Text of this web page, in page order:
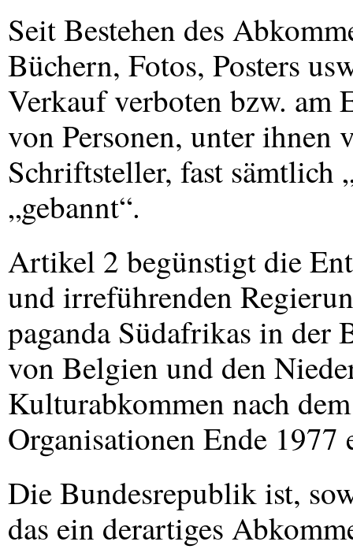
Seit Bestehen des
Büchern, Fotos, Posters
Verkauf verboten bzw. am
von Personen, unter ihnen
Schriftsteller, fast sämtlich
„gebannt“.
Artikel 2 begünstigt die
und irreführenden
paganda Südafrikas in der
von Belgien und den
Kulturabkommen nach
Organisationen Ende 1977
Die Bundesrepublik ist,
das ein derartiges